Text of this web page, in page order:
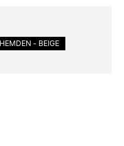
HEMDEN - BEIGE